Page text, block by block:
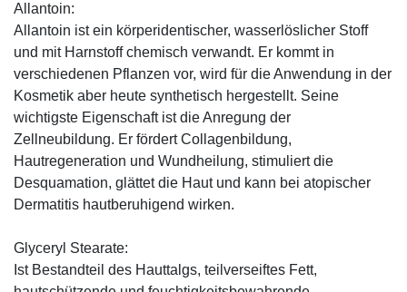
Allantoin:
Allantoin ist ein körperidentischer, wasserlöslicher Stoff
und mit Harnstoff chemisch verwandt. Er kommt in
verschiedenen Pflanzen vor, wird für die Anwendung in der
Kosmetik aber heute synthetisch hergestellt. Seine
wichtigste Eigenschaft ist die Anregung der
Zellneubildung. Er fördert Collagenbildung,
Hautregeneration und Wundheilung, stimuliert die
Desquamation, glättet die Haut und kann bei atopischer
Dermatitis hautberuhigend wirken.
Glyceryl Stearate:
Ist Bestandteil des Hauttalgs, teilverseiftes Fett,